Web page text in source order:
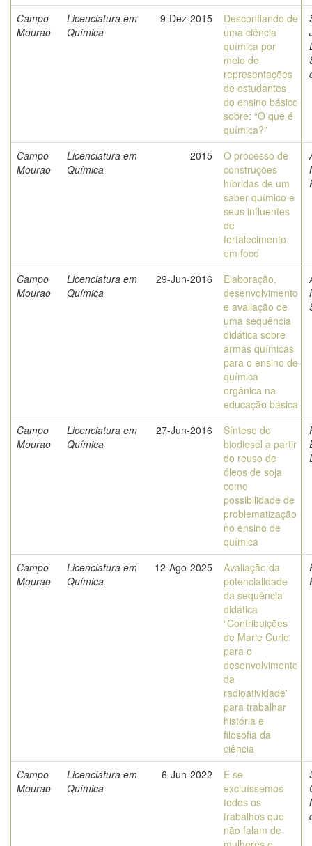
Campo
Mourao
Licenciatura em
Química
9-Dez-2015
Desconfiando de
uma ciência
química por
meio de
representações
de estudantes
do ensino básico
sobre: “O que é
química?”
Campo
Mourao
Licenciatura em
Química
2015
O processo de
construções
híbridas de um
saber químico e
seus influentes
de
fortalecimento
em foco
Campo
Mourao
Licenciatura em
Química
29-Jun-2016
Elaboração,
desenvolvimento
e avaliação de
uma sequência
didática sobre
armas químicas
para o ensino de
química
orgânica na
educação básica
Campo
Mourao
Licenciatura em
Química
27-Jun-2016
Síntese do
biodiesel a partir
do reuso de
óleos de soja
como
possibilidade de
problematização
no ensino de
química
Campo
Mourao
Licenciatura em
Química
12-Ago-2025
Avaliação da
potencialidade
da sequência
didática
“Contribuições
de Marie Curie
para o
desenvolvimento
da
radioatividade”
para trabalhar
história e
filosofia da
ciência
Campo
Mourao
Licenciatura em
Química
6-Jun-2022
E se
excluíssemos
todos os
trabalhos que
não falam de